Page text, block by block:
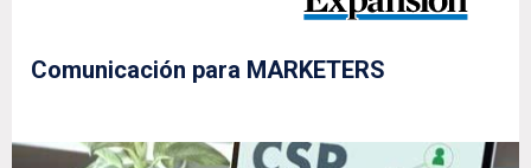
Comunicación para MARKETERS